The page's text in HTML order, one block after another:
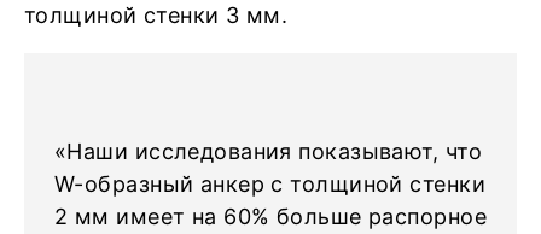
толщиной стенки 3 мм.
«Наши исследования показывают, что
W-образный анкер с толщиной стенки
2 мм имеет на 60% больше распорное